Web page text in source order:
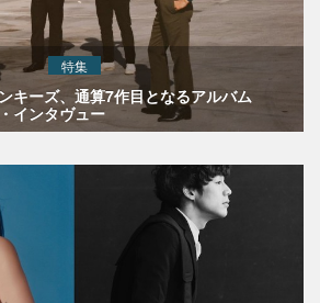
特集
キーズ、通算7作目となるアルバム
インタヴュー